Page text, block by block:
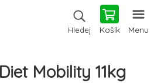
Hledej Košík Menu
Mobility 11kg